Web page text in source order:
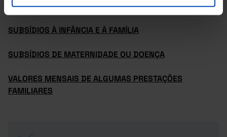
PRESTAÇÕES DE DESEMPREGO
SUBSÍDIOS À INFÂNCIA E À FAMÍLIA
SUBSÍDIOS DE MATERNIDADE OU DOENÇA
VALORES MENSAIS DE ALGUMAS PRESTAÇÕES
FAMILIARES